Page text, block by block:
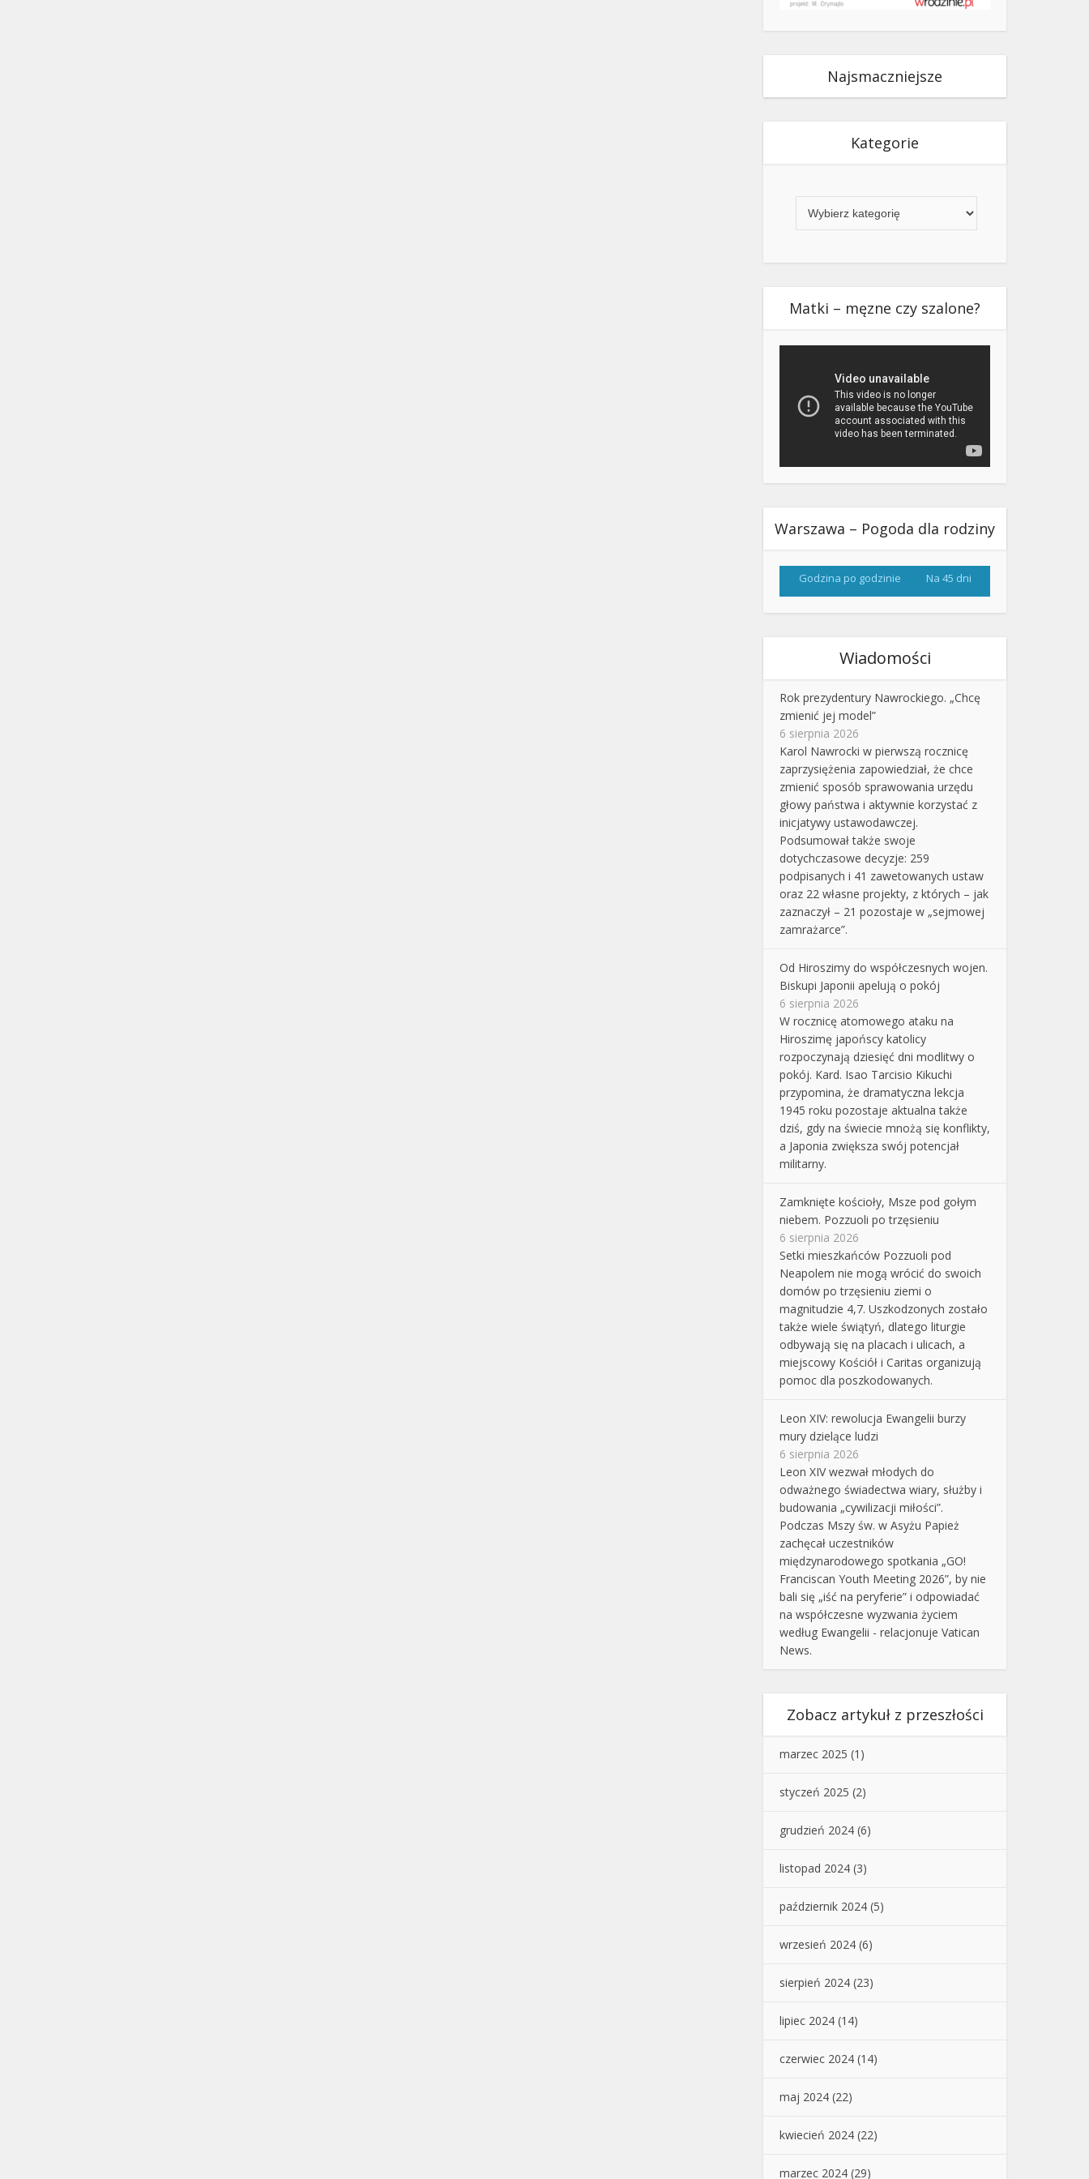
Najsmaczniejsze
Kategorie
Matki – męzne czy szalone?
Warszawa – Pogoda dla rodziny
Godzina po godzinie Na 45 dni
Wiadomości
Rok prezydentury Nawrockiego. „Chcę
zmienić jej model”
6 sierpnia 2026
Karol Nawrocki w pierwszą rocznicę
zaprzysiężenia zapowiedział, że chce
zmienić sposób sprawowania urzędu
głowy państwa i aktywnie korzystać z
inicjatywy ustawodawczej.
Podsumował także swoje
dotychczasowe decyzje: 259
podpisanych i 41 zawetowanych ustaw
oraz 22 własne projekty, z których – jak
zaznaczył – 21 pozostaje w „sejmowej
zamrażarce”.
Od Hiroszimy do współczesnych wojen.
Biskupi Japonii apelują o pokój
6 sierpnia 2026
W rocznicę atomowego ataku na
Hiroszimę japońscy katolicy
rozpoczynają dziesięć dni modlitwy o
pokój. Kard. Isao Tarcisio Kikuchi
przypomina, że dramatyczna lekcja
1945 roku pozostaje aktualna także
dziś, gdy na świecie mnożą się konflikty,
a Japonia zwiększa swój potencjał
militarny.
Zamknięte kościoły, Msze pod gołym
niebem. Pozzuoli po trzęsieniu
6 sierpnia 2026
Setki mieszkańców Pozzuoli pod
Neapolem nie mogą wrócić do swoich
domów po trzęsieniu ziemi o
magnitudzie 4,7. Uszkodzonych zostało
także wiele świątyń, dlatego liturgie
odbywają się na placach i ulicach, a
miejscowy Kościół i Caritas organizują
pomoc dla poszkodowanych.
Leon XIV: rewolucja Ewangelii burzy
mury dzielące ludzi
6 sierpnia 2026
Leon XIV wezwał młodych do
odważnego świadectwa wiary, służby i
budowania „cywilizacji miłości”.
Podczas Mszy św. w Asyżu Papież
zachęcał uczestników
międzynarodowego spotkania „GO!
Franciscan Youth Meeting 2026”, by nie
bali się „iść na peryferie” i odpowiadać
na współczesne wyzwania życiem
według Ewangelii - relacjonuje Vatican
News.
Zobacz artykuł z przeszłości
marzec 2025 (1)
styczeń 2025 (2)
grudzień 2024 (6)
listopad 2024 (3)
październik 2024 (5)
wrzesień 2024 (6)
sierpień 2024 (23)
lipiec 2024 (14)
czerwiec 2024 (14)
maj 2024 (22)
kwiecień 2024 (22)
marzec 2024 (29)